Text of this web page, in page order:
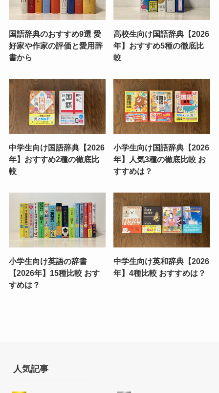
国語辞典のおすすめ9選 愛
好家や作家の評価と愛用辞
書から
高校生向け国語辞典【2026
年】おすすめ5種の徹底比
較
中学生向け国語辞典【2026
年】おすすめ2種の徹底比
較
小学生向け国語辞典【2026
年】人気3種の徹底比較 お
すすめは？
小学生向け英語の辞書
【2026年】15種比較 おす
すめは？
中学生向け英和辞典【2026
年】4種比較 おすすめは？
人気記事